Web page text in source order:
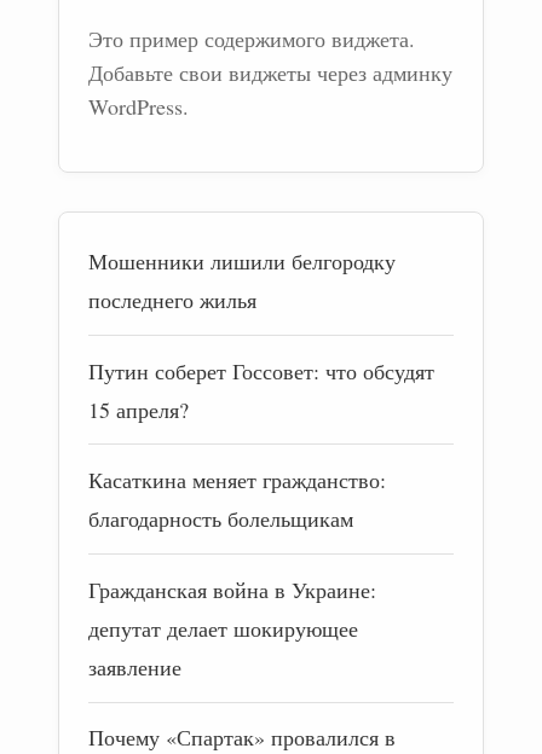
Это пример содержимого виджета.
Добавьте свои виджеты через админку
WordPress.
Мошенники лишили белгородку
последнего жилья
Путин соберет Госсовет: что обсудят
15 апреля?
Касаткина меняет гражданство:
благодарность болельщикам
Гражданская война в Украине:
депутат делает шокирующее
заявление
Почему «Спартак» провалился в